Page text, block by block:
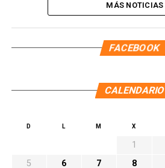
MÁS NOTICIAS
FACEBOOK
CALENDARIO
D L M X
1
5
6 7 8